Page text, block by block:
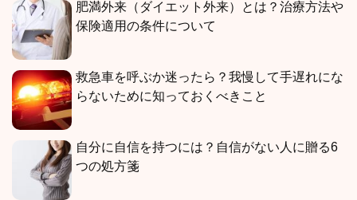
肥満外来（ダイエット外来）とは？治療方法や
保険適用の条件について
救急車を呼ぶか迷ったら？我慢して手遅れにな
らないために知っておくべきこと
自分に自信を持つには？自信がない人に贈る6
つの処方箋